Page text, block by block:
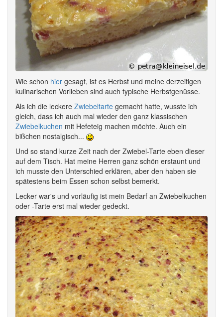
Wie schon hier gesagt, ist es Herbst und meine derzeitigen
kulinarischen Vorlieben sind auch typische Herbstgenüsse.
Als ich die leckere Zwiebeltarte gemacht hatte, wusste ich
gleich, dass ich auch mal wieder den ganz klassischen
Zwiebelkuchen mit Hefeteig machen möchte. Auch ein
bißchen nostalgisch...
Und so stand kurze Zeit nach der Zwiebel-Tarte eben dieser
auf dem Tisch. Hat meine Herren ganz schön erstaunt und
ich musste den Unterschied erklären, aber den haben sie
spätestens beim Essen schon selbst bemerkt.
Lecker war's und vorläufig ist mein Bedarf an Zwiebelkuchen
oder -Tarte erst mal wieder gedeckt.